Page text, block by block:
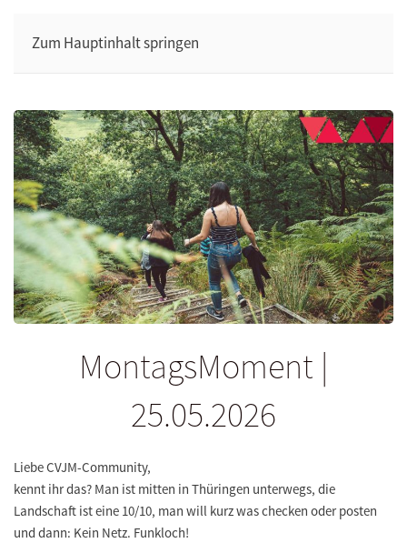
Zum Hauptinhalt springen
MontagsMoment |
25.05.2026
Liebe CVJM-Community,
kennt ihr das? Man ist mitten in Thüringen unterwegs, die
Landschaft ist eine 10/10, man will kurz was checken oder posten
und dann: Kein Netz. Funkloch!